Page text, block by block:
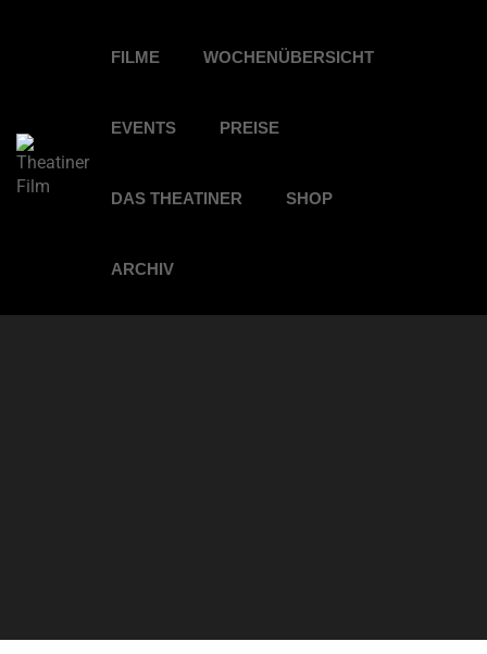
FILME WOCHENÜBERSICHT
EVENTS PREISE
DAS THEATINER SHOP
ARCHIV